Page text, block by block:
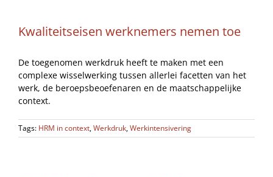
Kwaliteitseisen werknemers nemen toe
De toegenomen werkdruk heeft te maken met een
complexe wisselwerking tussen allerlei facetten van het
werk, de beroepsbeoefenaren en de maatschappelijke
context.
Tags: HRM in context,Werkdruk,Werkintensivering